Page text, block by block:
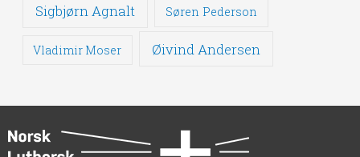
Sigbjørn Agnalt Søren Pederson
Vladimir Moser Øivind Andersen